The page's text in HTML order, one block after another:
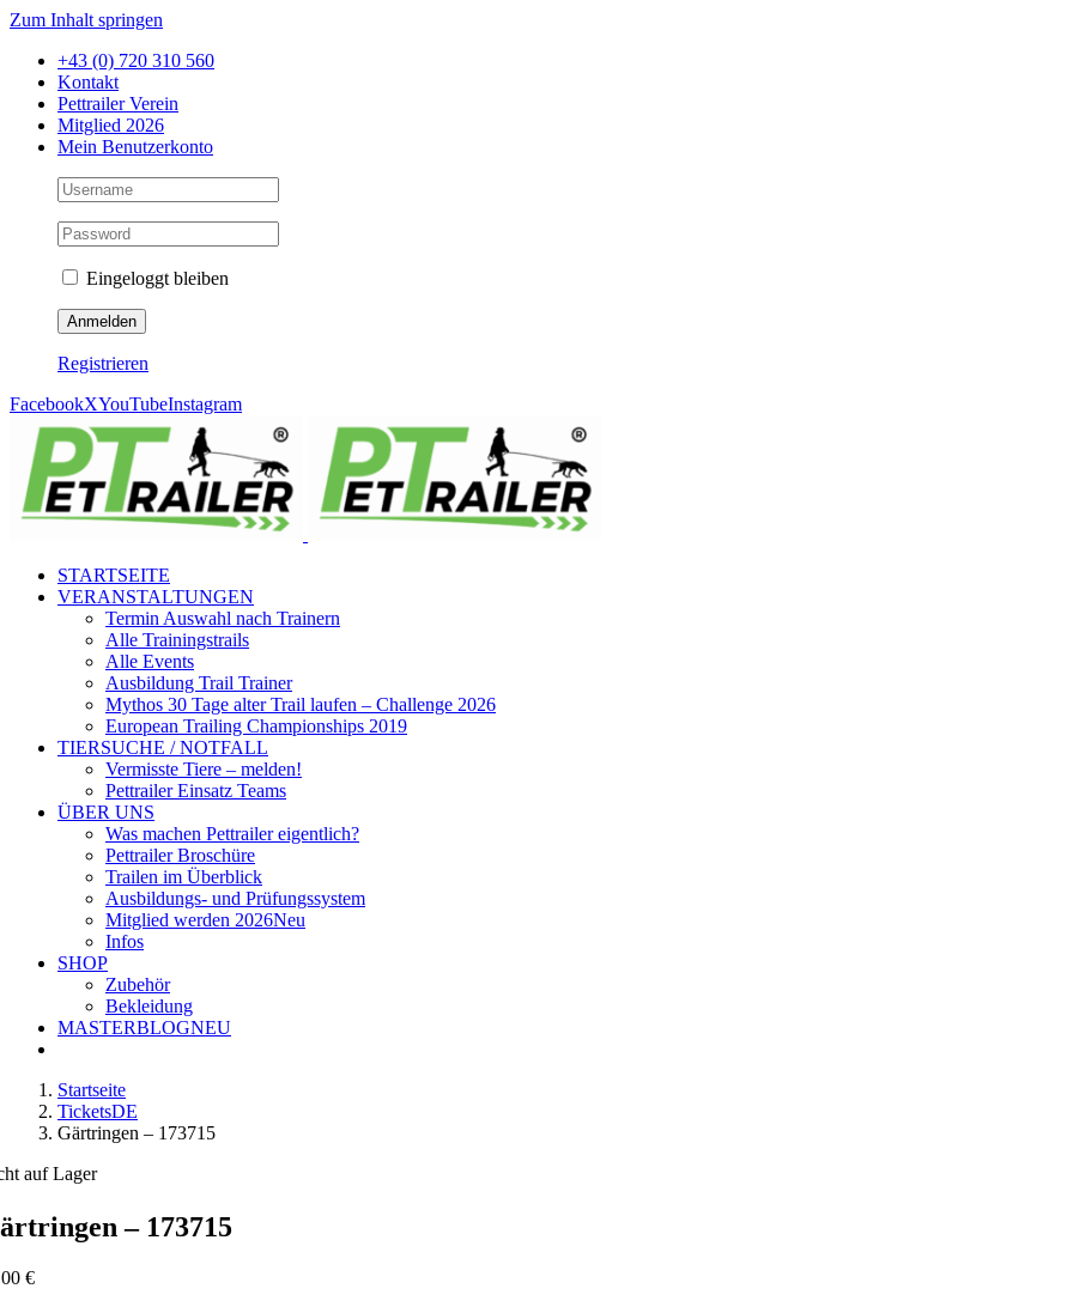
Zum Inhalt springen
+43 (0) 720 310 560
Kontakt
Pettrailer Verein
Mitglied 2026
Mein Benutzerkonto
Eingeloggt bleiben
Registrieren
FacebookXYouTubeInstagram
STARTSEITE
VERANSTALTUNGEN
Termin Auswahl nach Trainern
Alle Trainingstrails
Alle Events
Ausbildung Trail Trainer
Mythos 30 Tage alter Trail laufen – Challenge 2026
European Trailing Championships 2019
TIERSUCHE / NOTFALL
Vermisste Tiere – melden!
Pettrailer Einsatz Teams
ÜBER UNS
Was machen Pettrailer eigentlich?
Pettrailer Broschüre
Trailen im Überblick
Ausbildungs- und Prüfungssystem
Mitglied werden 2026Neu
Infos
SHOP
Zubehör
Bekleidung
MASTERBLOGNEU
Startseite
TicketsDE
Gärtringen – 173715
auf Lager
– 173715
€